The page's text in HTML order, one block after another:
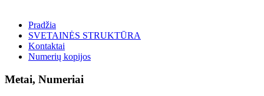
Pradžia
SVETAINĖS STRUKTŪRA
Kontaktai
Numerių kopijos
Metai, Numeriai